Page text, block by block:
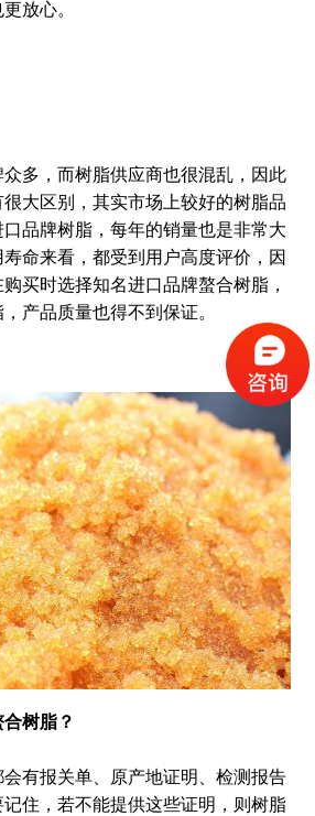
放心。
多，而树脂供应商也很混乱，因此
大区别，其实市场上较好的树脂品
品牌树脂，每年的销量也是非常大
命来看，都受到用户高度评价，因
买时选择知名进口品牌螯合树脂，
产品质量也得不到保证。
树脂？
有报关单、原产地证明、检测报告
住，若不能提供这些证明，则树脂